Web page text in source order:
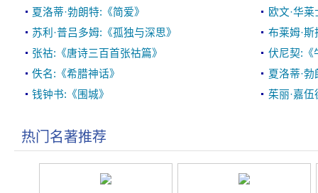
夏洛蒂·勃朗特:《简爱》
欧文·华
苏利·普吕多姆:《孤独与深思》
布莱姆·
张祜:《唐诗三百首张祜篇》
伏尼契:《
佚名:《希腊神话》
夏洛蒂·
钱钟书:《围城》
茱丽·嘉
热门名著推荐